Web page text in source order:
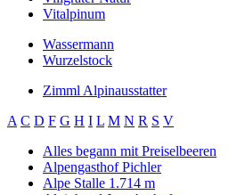
Vitalpinum
Wassermann
Wurzelstock
Zimml Alpinausstatter
A C D F G H I L M N R S V
Alles begann mit Preiselbeeren
Alpengasthof Pichler
Alpe Stalle 1.714 m